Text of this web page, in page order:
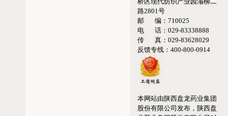
路2801号
邮 编： 710025
电 话： 029-83338888
传 真： 029-83628029
反馈专线： 400-800-0914
本网站由陕西盘龙药业集团
股份有限公司发布，陕西盘